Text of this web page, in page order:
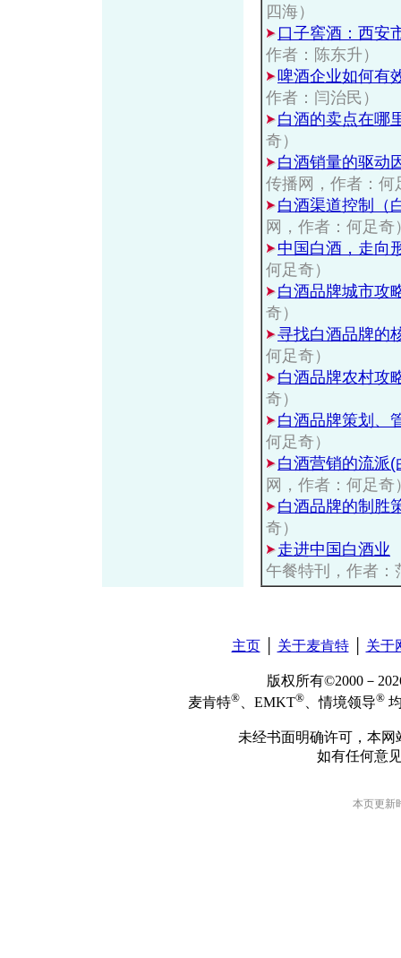
四海）
口子窖酒：西安
作者：陈东升）
啤酒企业如何有
作者：闫治民）
白酒的卖点在哪
奇）
白酒销量的驱动
传播网，作者：何
白酒渠道控制（
网，作者：何足奇
中国白酒，走向
何足奇）
白酒品牌城市攻
奇）
寻找白酒品牌的
何足奇）
白酒品牌农村攻
奇）
白酒品牌策划、
何足奇）
白酒营销的流派
网，作者：何足奇
白酒品牌的制胜
奇）
走进中国白酒业
午餐特刊，作者：
主页│ 关于麦肯特│ 关于
版权所有©2000－
麦肯特® 、EMKT® 、情境领导®
未经书面明确许可，本
如有任何意
本页更新